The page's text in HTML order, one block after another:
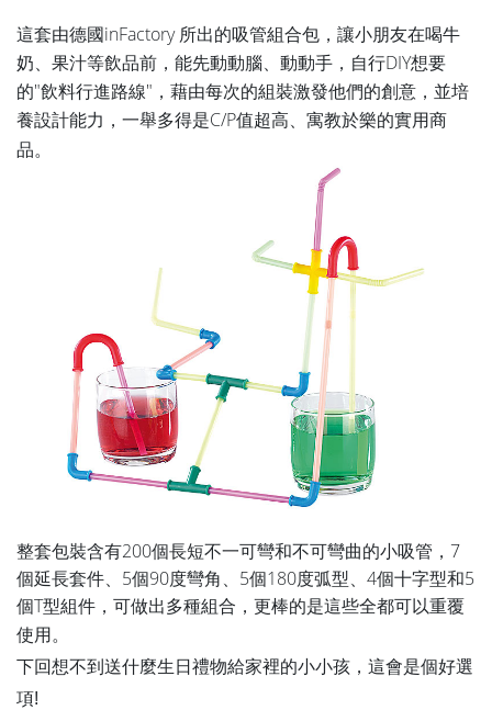
這套由德國inFactory 所出的吸管組合包，讓小朋友在喝牛
奶、果汁等飲品前，能先動動腦、動動手，自行DIY想要
的"飲料行進路線"，藉由每次的組裝激發他們的創意，並培
養設計能力，一舉多得是C/P值超高、寓教於樂的實用商
品。
整套包裝含有200個長短不一可彎和不可彎曲的小吸管，7
個延長套件、5個90度彎角、5個180度弧型、4個十字型和5
個T型組件，可做出多種組合，更棒的是這些全都可以重覆
使用。
下回想不到送什麼生日禮物給家裡的小小孩，這會是個好選
項!